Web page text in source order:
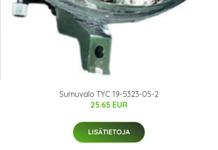
Sumuvalo TYC 19-5323-05-2
25.65 EUR
LISÄTIETOJA